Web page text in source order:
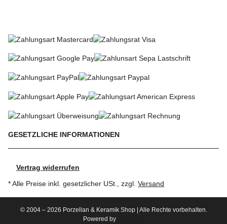
GESETZLICHE INFORMATIONEN
Vertrag widerrufen
* Alle Preise inkl. gesetzlicher USt., zzgl. Versand
© 2004 – 2026 Porzellan & Keramik Shop | Alle Rechte vorbehalten.
Powered by